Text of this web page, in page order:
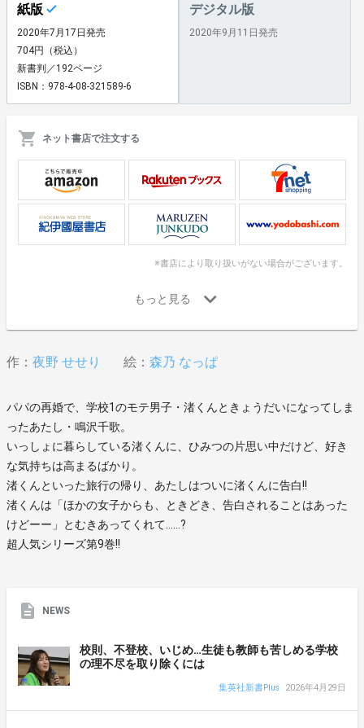
紙版
2020年7月17日発売
704円（税込）
新書判／192ページ
ISBN：978-4-08-321589-6
デジタル版
2020年9月11日発売
ネット書店で注文する
※書店により取り扱いがない場合がございます。
作： 夜野 せせり 絵： 森乃 なっぱ
パパの再婚で、学校1のモテ男子・渚くんときょうだいになってしま
ったあたし・鳴沢千歌。
いっしょに暮らしている渚くんに、ひみつの片思い中だけど、好き
な気持ちは高まるばかり。
渚くんといった旅行の帰り、あたしはついに渚くんに告白!!
渚くんは「ほかの女子からも、ときどき、告白されることはあった
けどーー」とむきあってくれて……?
超人気シリーズ第9巻!!
NEWS
校則、不登校、いじめ…生徒も教師も苦しめる学校
の理不尽を取り除くには
集英社新書Plus 2026年4月29日